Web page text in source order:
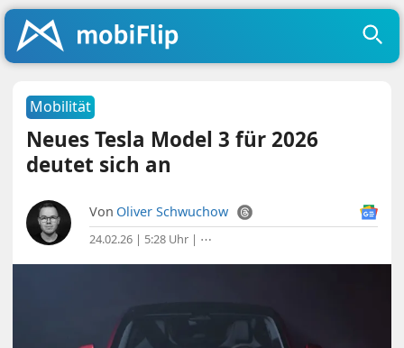
Mobilität
Neues Tesla Model 3 für 2026
deutet sich an
Von Oliver Schwuchow
24.02.26 | 5:28 Uhr | ⋯